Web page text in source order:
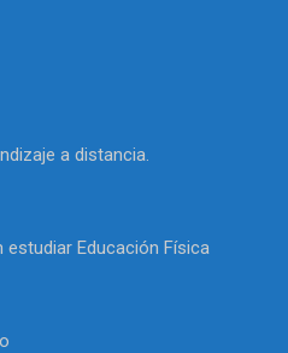
a distancia.
Educación Física